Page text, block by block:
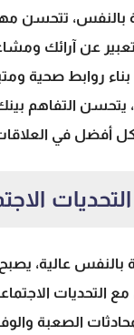
بالنفس، تتحسن
عن آرائك
روابط صحية
التفاهم
أفضل في العلاقات
بالنفس عالية،
التحديات
الصعبة